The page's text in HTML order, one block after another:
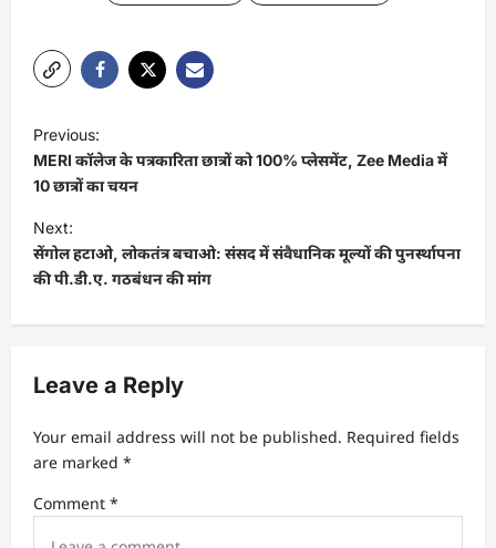
o
s
t
n
a
v
g
a
t
i
Previous:
MERI कॉलेज के पत्रकारिता छात्रों को 100% प्लेसमेंट, Zee Media में
10 छात्रों का चयन
Next:
सेंगोल हटाओ, लोकतंत्र बचाओ: संसद में संवैधानिक मूल्यों की पुनर्स्थापना
की पी.डी.ए. गठबंधन की मांग
Leave a Reply
Your email address will not be published. Required fields
are marked *
Comment *